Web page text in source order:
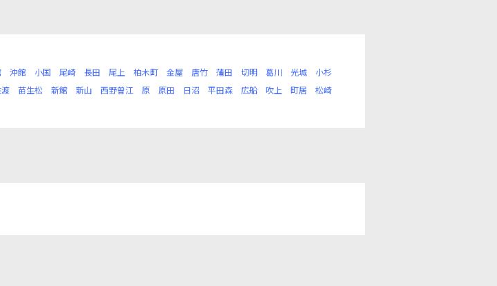
沖館 小国 尾崎 長田 尾上 柏木町 金屋 唐竹 蒲田 切明 葛川 光城
小杉
苗生松 新館 新山 西野曽江 原 原田 日沼 平田森 広船 吹上 町居
松崎